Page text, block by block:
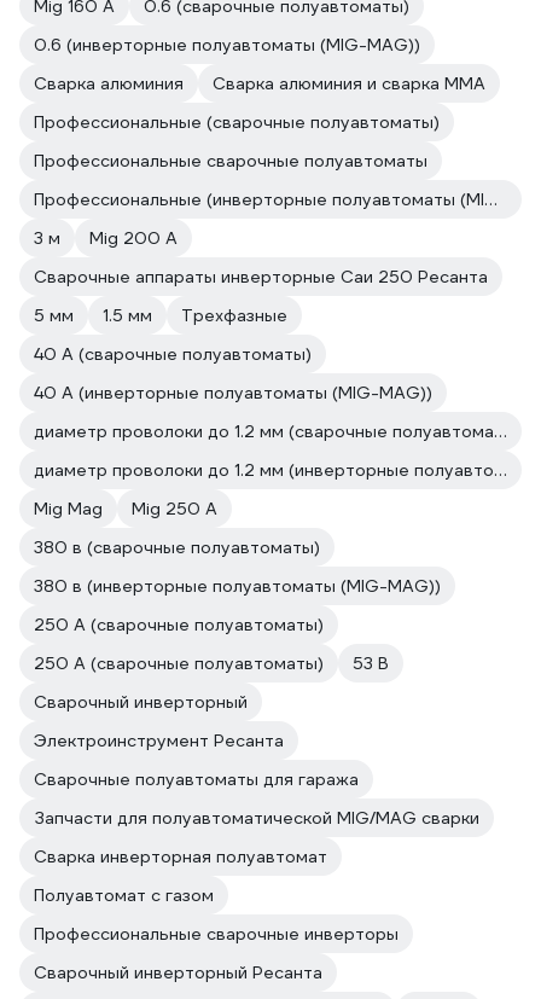
Mig 160 A
0.6 (сварочные полуавтоматы)
0.6 (инверторные полуавтоматы (MIG-MAG))
Сварка алюминия
Сварка алюминия и сварка ММА
Профессиональные (сварочные полуавтоматы)
Профессиональные сварочные полуавтоматы
Профессиональные (инверторные полуавтоматы (MIG-MAG))
3 м
Mig 200 A
Сварочные аппараты инверторные Саи 250 Ресанта
5 мм
1.5 мм
Трехфазные
40 А (сварочные полуавтоматы)
40 А (инверторные полуавтоматы (MIG-MAG))
диаметр проволоки до 1.2 мм (сварочные полуавтоматы)
диаметр проволоки до 1.2 мм (инверторные полуавтоматы (MIG-MAG))
Mig Mag
Mig 250 A
380 в (сварочные полуавтоматы)
380 в (инверторные полуавтоматы (MIG-MAG))
250 А (сварочные полуавтоматы)
250 А (сварочные полуавтоматы)
53 В
Сварочный инверторный
Электроинструмент Ресанта
Сварочные полуавтоматы для гаража
Запчасти для полуавтоматической MIG/MAG сварки
Сварка инверторная полуавтомат
Полуавтомат с газом
Профессиональные сварочные инверторы
Сварочный инверторный Ресанта